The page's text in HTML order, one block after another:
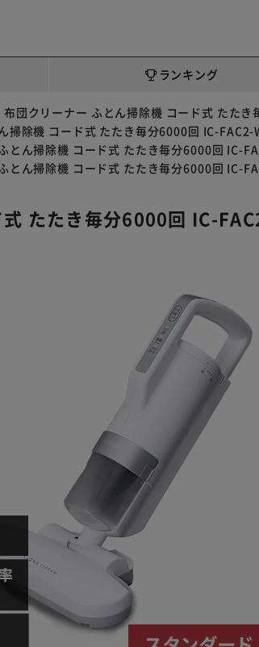
ランキング
布団クリーナー ふとん掃除機 コード式 たた
掃除機 コード式 たたき毎分6000回 IC-FAC2-
とん掃除機 コード式 たたき毎分6000回 IC-
とん掃除機 コード式 たたき毎分6000回 IC-
たたき毎分6000回 IC-